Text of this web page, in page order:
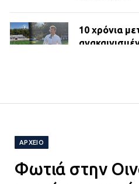
10 χρόνια
ΑΡΧΕΙΟ
Φωτιά στην